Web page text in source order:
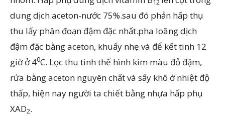
12
dung dịch aceton-nước 75%.sau đó phản hấp thụ
thu lấy phân đoạn đậm đặc nhất.pha loãng dịch
đậm đặc bằng aceton, khuấy nhẹ và để kết tinh 12
giờ ở 40C. Lọc thu tinh thể hình kim màu đỏ đậm,
rửa bằng aceton nguyên chất và sấy khô ở nhiệt độ
thấp, hiện nay người ta chiết bằng nhựa hấp phụ
XAD2.